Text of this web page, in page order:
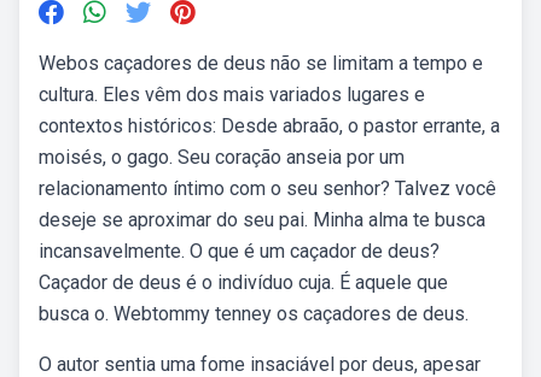
Webos caçadores de deus não se limitam a tempo e
cultura. Eles vêm dos mais variados lugares e
contextos históricos: Desde abraão, o pastor errante, a
moisés, o gago. Seu coração anseia por um
relacionamento íntimo com o seu senhor? Talvez você
deseje se aproximar do seu pai. Minha alma te busca
incansavelmente. O que é um caçador de deus?
Caçador de deus é o indivíduo cuja. É aquele que
busca o. Webtommy tenney os caçadores de deus.
O autor sentia uma fome insaciável por deus, apesar